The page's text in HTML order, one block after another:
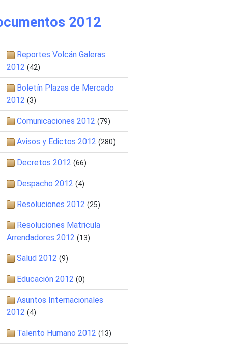
2012
Reportes Volcán Galeras
2012 (42)
Boletín Plazas de Mercado
2012 (3)
Comunicaciones 2012 (79)
Avisos y Edictos 2012 (280)
Decretos 2012 (66)
Despacho 2012 (4)
Resoluciones 2012 (25)
Resoluciones Matricula
Arrendadores 2012 (13)
Salud 2012 (9)
Educación 2012 (0)
Asuntos Internacionales
2012 (4)
Talento Humano 2012 (13)